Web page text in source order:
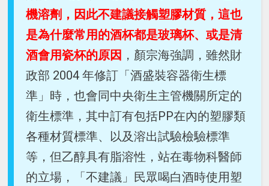
機溶劑，因此不建議接觸塑膠材質，這也
是為什麼常用的酒杯都是玻璃杯、或是清
酒會用瓷杯的原因 ，顏宗海強調，雖然財
政部 2004 年修訂「酒盛裝容器衛生標
準」時，也會同中央衛生主管機關所定的
衛生標準，其中訂有包括PP在內的塑膠類
各種材質標準、以及溶出試驗檢驗標準
等，但乙醇具有脂溶性，站在毒物科醫師
的立場，「不建議」民眾喝白酒時使用塑